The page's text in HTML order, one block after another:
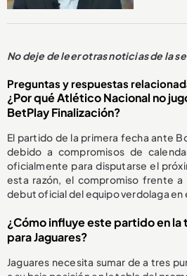
No deje de leer otras noticias de la
Preguntas y respuestas
¿Por qué Atlético Nacional no
BetPlay Finalización?
El partido de la primera fecha ante
debido a compromisos de
oficialmente para disputarse el
esta razón, el compromiso frente a
debut oficial del equipo verdolaga en
¿Cómo influye este partido en la
para Jaguares?
Jaguares necesita sumar de a tres